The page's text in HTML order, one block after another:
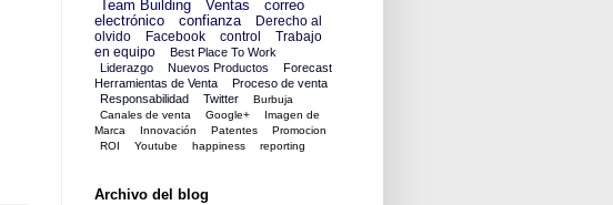
Team Building Ventas
correo
electrónico
confianza
Derecho al
olvido
Facebook control
Trabajo
en equipo
Best Place To Work
Liderazgo
Nuevos Productos
Forecast
Herramientas de Venta
Proceso de venta
Responsabilidad
Twitter
Burbuja
Canales de venta
Google+
Imagen de
Marca
Innovación Patentes
Promocion
ROI
Youtube happiness reporting
Archivo del blog